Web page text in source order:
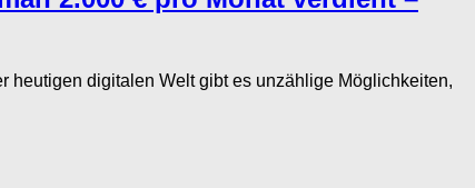
digitalen Welt gibt es unzählige Möglichkeiten,